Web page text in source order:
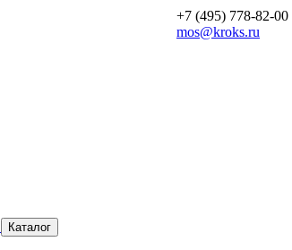
+7 (495) 778-82-00
mos@kroks.ru
Каталог